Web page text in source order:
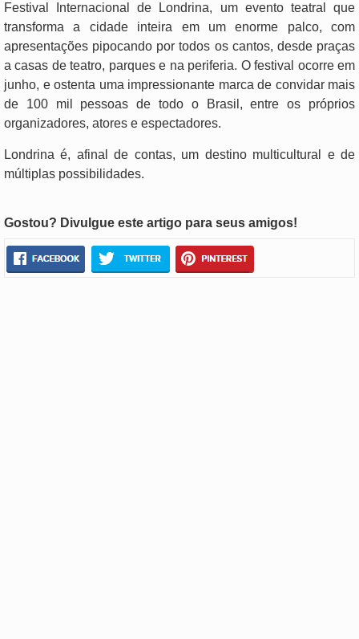
Festival Internacional de Londrina, um evento teatral que
transforma a cidade inteira em um enorme palco, com
apresentações pipocando por todos os cantos, desde praças
a casas de teatro, parques e na periferia. O festival ocorre em
junho, e ostenta uma impressionante marca de convidar mais
de 100 mil pessoas de todo o Brasil, entre os próprios
organizadores, atores e espectadores.
Londrina é, afinal de contas, um destino multicultural e de
múltiplas possibilidades.
Gostou? Divulgue este artigo para seus amigos!